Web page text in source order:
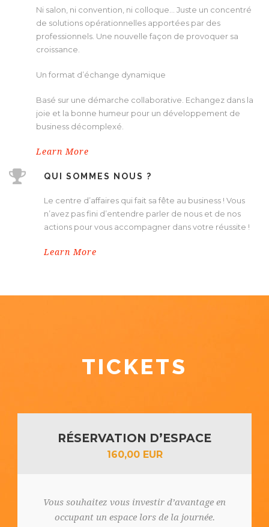
Ni salon, ni convention, ni colloque… Juste un concentré
de solutions opérationnelles apportées par des
professionnels. Une nouvelle façon de provoquer sa
croissance.
Un format d’échange dynamique
Basé sur une démarche collaborative. Echangez dans la
joie et la bonne humeur pour un développement de
business décomplexé.
Learn More
QUI SOMMES NOUS ?
Le centre d’affaires qui fait sa fête au business ! Vous
n’avez pas fini d’entendre parler de nous et de nos
actions pour vous accompagner dans votre réussite !
Learn More
TICKETS
RÉSERVATION D’ESPACE
160,00 EUR
Vous souhaitez vous investir d’avantage en
occupant un espace lors de la journée.